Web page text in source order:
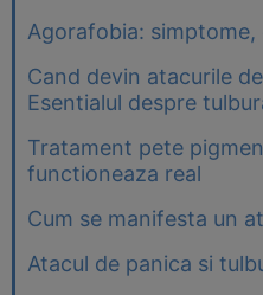
Agorafobia:
Cand devin atacurile
Esentialul despre
Tratament pete
functioneaza real
Cum se manifesta un
Atacul de panica si